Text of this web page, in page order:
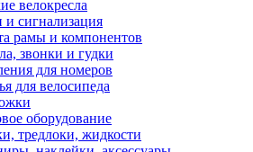
велокресла
и сигнализация
рамы и компонентов
звонки и гудки
для номеров
для велосипеда
оборудование
тредлоки, жидкости